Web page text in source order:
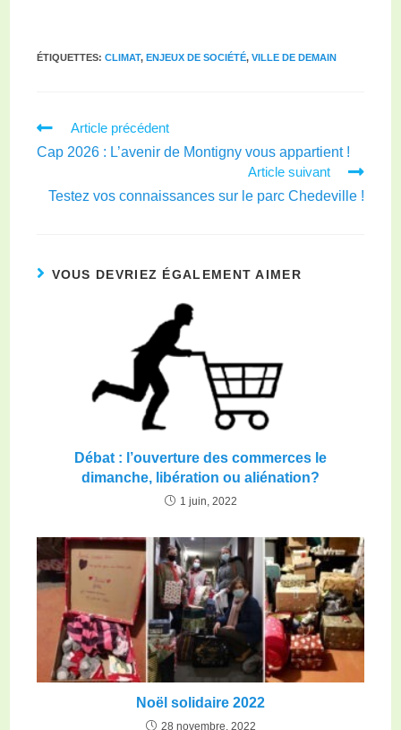
ÉTIQUETTES:CLIMAT, ENJEUX DE SOCIÉTÉ, VILLE DE DEMAIN
Article précédent
Cap 2026 : L’avenir de Montigny vous appartient !
Article suivant
Testez vos connaissances sur le parc Chedeville !
VOUS DEVRIEZ ÉGALEMENT AIMER
Débat : l’ouverture des commerces le
dimanche, libération ou aliénation?
1 juin, 2022
Noël solidaire 2022
28 novembre, 2022